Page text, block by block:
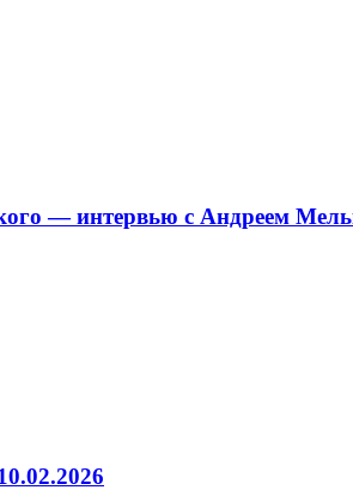
— интервью с Андреем